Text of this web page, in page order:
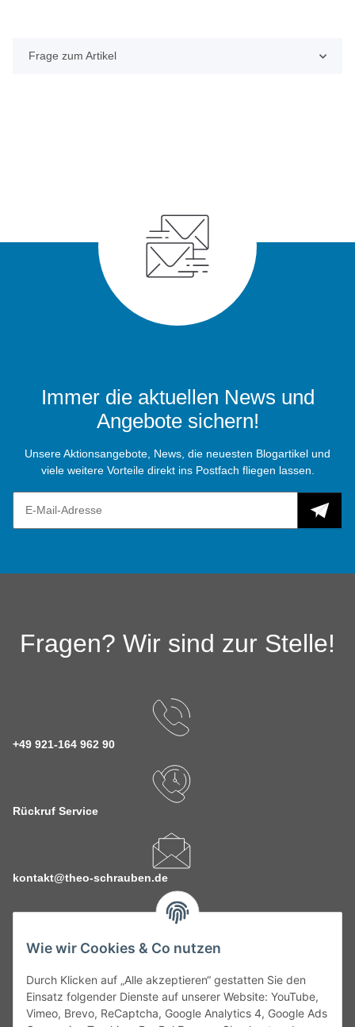
Wie wir Cookies & Co nutzen
Durch Klicken auf „Alle akzeptieren“ gestatten Sie den
Einsatz folgender Dienste auf unserer Website: YouTube,
Vimeo, Brevo, ReCaptcha, Google Analytics 4, Google Ads
Frage zum Artikel
Immer die aktuellen News und
Angebote sichern!
Unsere Aktionsangebote, News, die neuesten Blogartikel und
viele weitere Vorteile direkt ins Postfach fliegen lassen.
Fragen? Wir sind zur Stelle!
+49 921-164 962 90
Rückruf Service
kontakt@theo-schrauben.de
Service